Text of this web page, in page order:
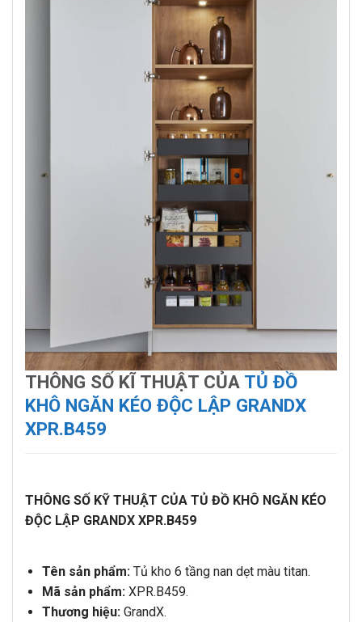
THÔNG SỐ KĨ THUẬT CỦA TỦ ĐỒ
KHÔ NGĂN KÉO ĐỘC LẬP GRANDX
XPR.B459
THÔNG SỐ KỸ THUẬT CỦA TỦ ĐỒ KHÔ NGĂN KÉO
ĐỘC LẬP GRANDX XPR.B459
Tên sản phẩm:Tủ kho 6 tầng nan dẹt màu titan.
Mã sản phẩm:XPR.B459.
Thương hiệu:GrandX.